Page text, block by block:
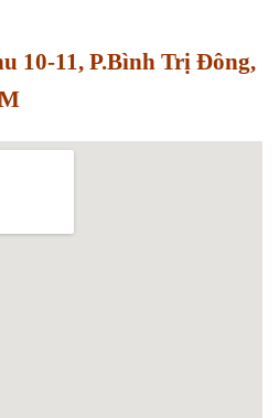
10-11, P.Bình Trị Đông,